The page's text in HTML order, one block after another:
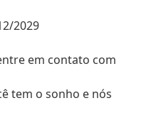
2029
em contato com
tem o sonho e nós